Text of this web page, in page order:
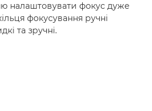
налаштовувати фокус дуже
фокусування ручні
та зручні.